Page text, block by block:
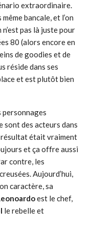
extraordinaire.
bancale, et l’on
pas là juste pour
80 (alors encore en
de goodies et de
réside dans ses
et est plutôt bien
personnages
sont des acteurs dans
résultat était vraiment
et ça offre aussi
contre, les
Aujourd’hui,
caractère, sa
est le chef,
le rebelle et